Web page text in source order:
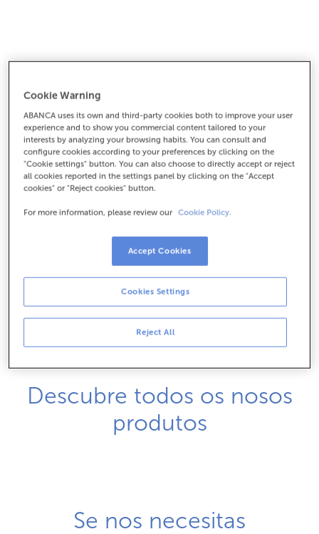
ABANCA Seguros
Descubre todos os nosos
produtos
Se nos necesitas
Cookie Warning
ABANCA uses its own and third-party cookies both to improve your user
experience and to show you commercial content tailored to your
interests by analyzing your browsing habits. You can consult and
configure cookies according to your preferences by clicking on the
"Cookie settings" button. You can also choose to directly accept or reject
all cookies reported in the settings panel by clicking on the "Accept
cookies" or "Reject cookies" button.
For more information, please review our Cookie Policy.
Reject All
Cookies Settings
Accept Cookies